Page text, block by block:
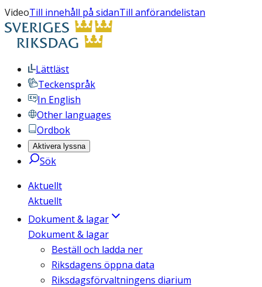
VideoTill innehåll på sidanTill anförandelistan
Lättläst
Teckenspråk
In English
Other languages
Ordbok
Aktivera lyssna
Sök
Aktuellt
Aktuellt
Dokument & lagar
Dokument & lagar
Beställ och ladda ner
Riksdagens öppna data
Riksdagsförvaltningens diarium